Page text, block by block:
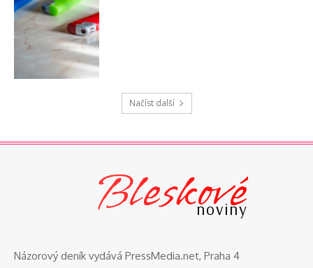
Načíst další
Bleskové
noviny
Názorový deník vydává PressMedia.net, Praha 4